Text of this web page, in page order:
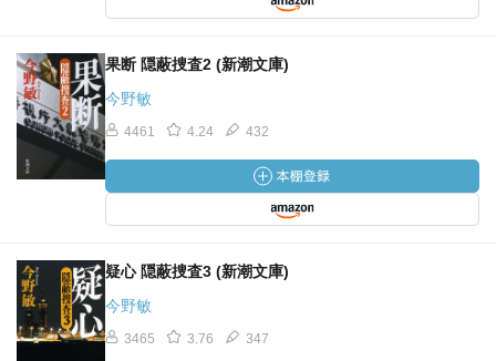
果断 隠蔽捜査2 (新潮文庫)
今野敏
4461 4.24 432
疑心 隠蔽捜査3 (新潮文庫)
今野敏
3465 3.76 347